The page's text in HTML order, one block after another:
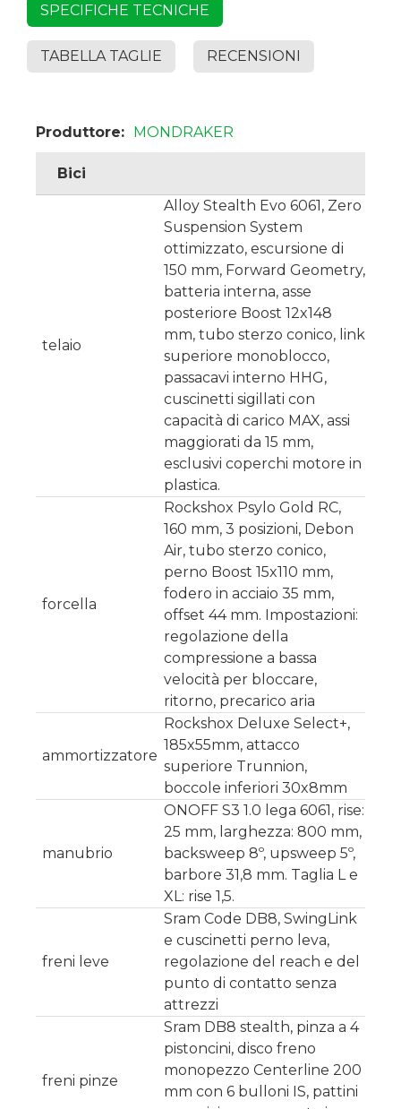
SPECIFICHE TECNICHE
TABELLA TAGLIE RECENSIONI
Produttore: MONDRAKER
Bici
telaio
Alloy Stealth Evo 6061, Zero
Suspension System
ottimizzato, escursione di
150 mm, Forward Geometry,
batteria interna, asse
posteriore Boost 12x148
mm, tubo sterzo conico, link
superiore monoblocco,
passacavi interno HHG,
cuscinetti sigillati con
capacità di carico MAX, assi
maggiorati da 15 mm,
esclusivi coperchi motore in
plastica.
forcella
Rockshox Psylo Gold RC,
160 mm, 3 posizioni, Debon
Air, tubo sterzo conico,
perno Boost 15x110 mm,
fodero in acciaio 35 mm,
offset 44 mm. Impostazioni:
regolazione della
compressione a bassa
velocità per bloccare,
ritorno, precarico aria
ammortizzatore
Rockshox Deluxe Select+,
185x55mm, attacco
superiore Trunnion,
boccole inferiori 30x8mm
manubrio
ONOFF S3 1.0 lega 6061, rise:
25 mm, larghezza: 800 mm,
backsweep 8º, upsweep 5º,
barbore 31,8 mm. Taglia L e
XL: rise 1,5.
freni leve
Sram Code DB8, SwingLink
e cuscinetti perno leva,
regolazione del reach e del
punto di contatto senza
attrezzi
freni pinze
Sram DB8 stealth, pinza a 4
pistoncini, disco freno
monopezzo Centerline 200
mm con 6 bulloni IS, pattini